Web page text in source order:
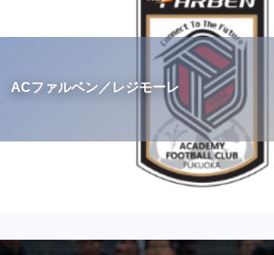
ACファルベン／レジモーレ